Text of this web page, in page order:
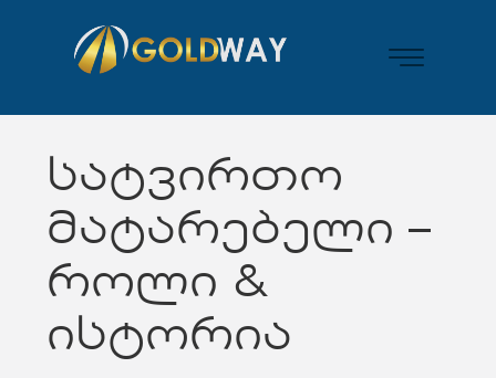
სატვირთო
მატარებელი –
როლი &
ისტორია